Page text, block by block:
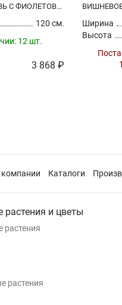
АКОНИТ ВЕТВЬ С ФИОЛЕТОВЫМИ ЦВЕТАМИ ИСКУССТВЕННЫЙ
120 см.
12 шт.
3 868 ₽
Ширина
Высота
Каталоги
и цветы
растения
растения